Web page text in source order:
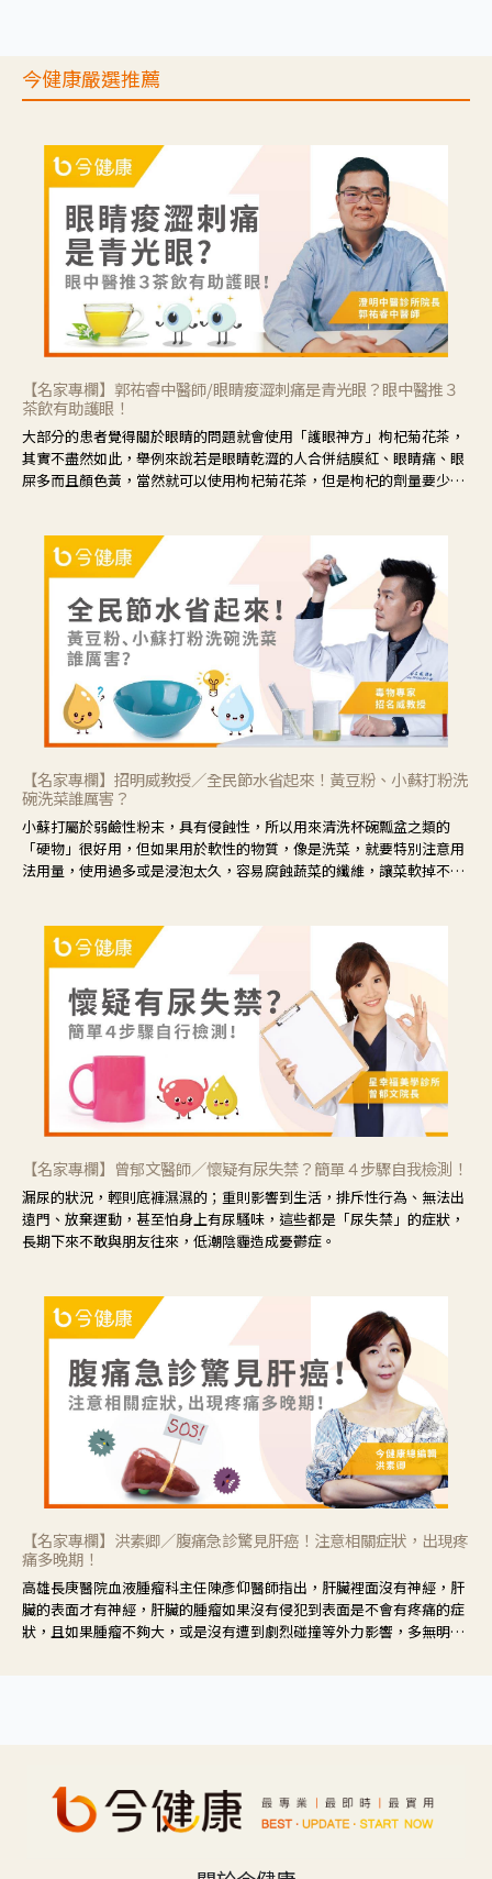
今健康嚴選推薦
【名家專欄】郭祐睿中醫師/眼睛痠澀刺痛是青光眼？眼中醫推３
茶飲有助護眼！
大部分的患者覺得關於眼睛的問題就會使用「護眼神方」枸杞菊花茶，
其實不盡然如此，舉例來說若是眼睛乾澀的人合併結膜紅、眼睛痛、眼
屎多而且顏色黃，當然就可以使用枸杞菊花茶，但是枸杞的劑量要少，
候就要使用菊花、金銀花來治療；假如單純的眼睛乾澀，結膜沒有紅，
眼睛周圍沒有眼屎，這種情況是屬於「陰虛」，就可以使用枸杞、蓮
藕、麥門冬、山藥等比較滋潤的藥材，效果就更顯著。
【名家專欄】招明威教授／全民節水省起來！黃豆粉、小蘇打粉洗
碗洗菜誰厲害？
小蘇打屬於弱鹼性粉末，具有侵蝕性，所以用來清洗杯碗瓢盆之類的
「硬物」很好用，但如果用於軟性的物質，像是洗菜，就要特別注意用
法用量，使用過多或是浸泡太久，容易腐蝕蔬菜的纖維，讓菜軟掉不清
【名家專欄】曾郁文醫師／懷疑有尿失禁？簡單４步驟自我檢測！
漏尿的狀況，輕則底褲濕濕的；重則影響到生活，排斥性行為、無法出
遠門、放棄運動，甚至怕身上有尿騷味，這些都是「尿失禁」的症狀，
長期下來不敢與朋友往來，低潮陰霾造成憂鬱症。
【名家專欄】洪素卿／腹痛急診驚見肝癌！注意相關症狀，出現疼
痛多晚期！
高雄長庚醫院血液腫瘤科主任陳彥仰醫師指出，肝臟裡面沒有神經，肝
臟的表面才有神經，肝臟的腫瘤如果沒有侵犯到表面是不會有疼痛的症
狀，且如果腫瘤不夠大，或是沒有遭到劇烈碰撞等外力影響，多無明顯